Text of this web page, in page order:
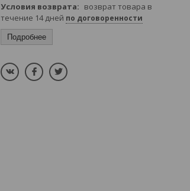
возврат товара в
течение 14 дней по договоренности
Подробнее